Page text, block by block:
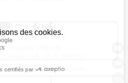
de Toulouse
© 2015. Tous droits réservés.